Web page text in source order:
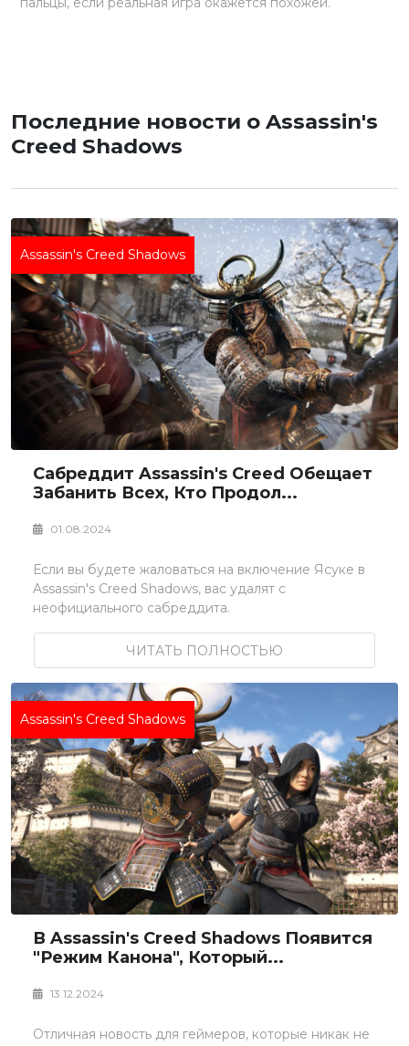
Последние новости о Assassin's
Creed Shadows
Assassin's Creed Shadows
Сабреддит Assassin's Creed Обещает
Забанить Всех, Кто Продол...
01.08.2024
Если вы будете жаловаться на включение Ясуке в
Assassin's Creed Shadows, вас удалят с
неофициального сабреддита.
ЧИТАТЬ ПОЛНОСТЬЮ
Assassin's Creed Shadows
В Assassin's Creed Shadows Появится
"режим Канона", Который...
13.12.2024
Отличная новость для геймеров, которые никак не